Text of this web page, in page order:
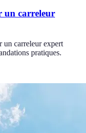
un carreleur
un carreleur expert
pratiques.